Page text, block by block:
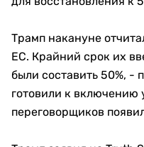
Трамп накануне
ЕС. Крайний срок их
были составить 50%, -
готовили к включению
переговорщиков